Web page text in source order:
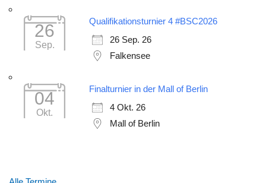
26
Sep.
Qualifikationsturnier 4 #BSC2026
26 Sep. 26
Falkensee
04
Okt.
Finalturnier in der Mall of Berlin
4 Okt. 26
Mall of Berlin